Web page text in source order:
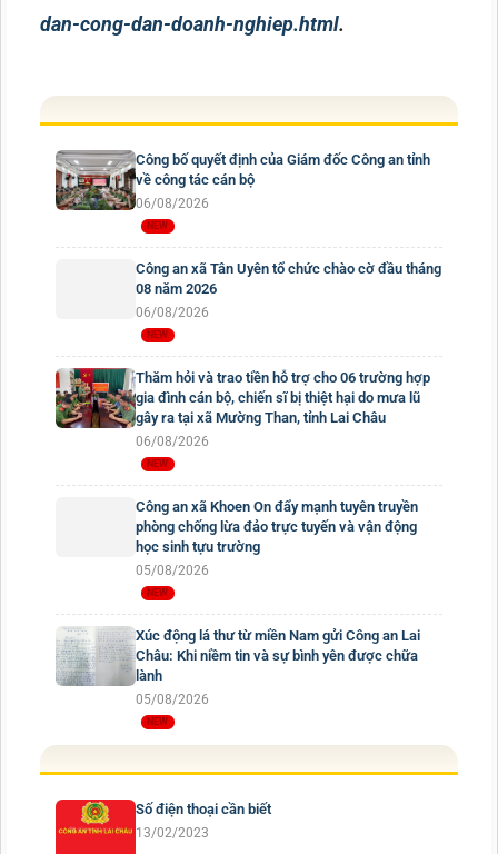
dan-cong-dan-doanh-nghiep.html.
Công bố quyết định của Giám đốc Công an tỉnh
về công tác cán bộ
06/08/2026
Công an xã Tân Uyên tổ chức chào cờ đầu tháng
08 năm 2026
06/08/2026
Thăm hỏi và trao tiền hỗ trợ cho 06 trường hợp
gia đình cán bộ, chiến sĩ bị thiệt hại do mưa lũ
gây ra tại xã Mường Than, tỉnh Lai Châu
06/08/2026
Công an xã Khoen On đẩy mạnh tuyên truyền
phòng chống lừa đảo trực tuyến và vận động
học sinh tựu trường
05/08/2026
Xúc động lá thư từ miền Nam gửi Công an Lai
Châu: Khi niềm tin và sự bình yên được chữa
lành
05/08/2026
Số điện thoại cần biết
13/02/2023